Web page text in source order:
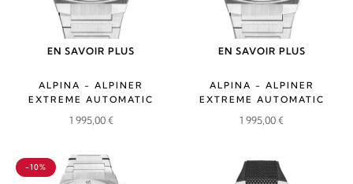
EN SAVOIR PLUS
ALPINA - ALPINER
EXTREME AUTOMATIC
1 995,00€
EN SAVOIR PLUS
ALPINA - ALPINER
EXTREME AUTOMATIC
1 995,00€
-10%